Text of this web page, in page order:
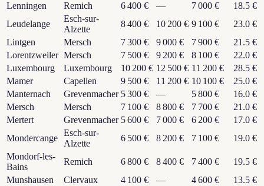
Lenningen
Remich 6 400 € — 7 000 €
18.5 €
Leudelange
Esch-sur-
Alzette
8 400 € 10 200 € 9 100 €
23.0 €
Lintgen
Mersch 7 300 € 9 000 € 7 900 €
21.5 €
Lorentzweiler Mersch 7 500 € 9 200 € 8 100 €
22.0 €
Luxembourg
Luxembourg 10 200 € 12 500 € 11 200 €
28.5 €
Mamer
Capellen 9 500 € 11 200 € 10 100 €
25.0 €
Manternach
Grevenmacher 5 300 € — 5 800 €
16.0 €
Mersch
Mersch 7 100 € 8 800 € 7 700 €
21.0 €
Mertert
Grevenmacher 5 600 € 7 000 € 6 200 €
17.0 €
Mondercange
Esch-sur-
Alzette
6 500 € 8 200 € 7 100 €
19.0 €
Mondorf-les-
Bains
Remich 6 800 € 8 400 € 7 400 €
19.5 €
Munshausen
Clervaux 4 100 € — 4 600 €
13.5 €